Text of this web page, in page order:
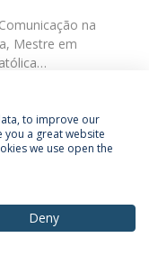
na
Mestre em
to improve our
a great website
we use open the
Deny